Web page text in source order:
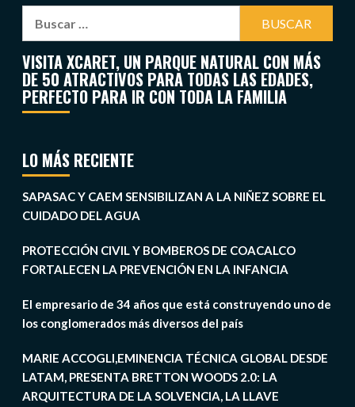
VISITA XCARET, UN PARQUE NATURAL CON MÁS
DE 50 ATRACTIVOS PARA TODAS LAS EDADES,
PERFECTO PARA IR CON TODA LA FAMILIA
LO MÁS RECIENTE
SAPASAC Y CAEM SENSIBILIZAN A LA NIÑEZ SOBRE EL
CUIDADO DEL AGUA
PROTECCIÓN CIVIL Y BOMBEROS DE COACALCO
FORTALECEN LA PREVENCIÓN EN LA INFANCIA
El empresario de 34 años que está construyendo uno de
los conglomerados más diversos del país
MARIE ACCOGLI,EMINENCIA TÉCNICA GLOBAL DESDE
LATAM, PRESENTA BRETTON WOODS 2.0: LA
ARQUITECTURA DE LA SOLVENCIA, LA LLAVE